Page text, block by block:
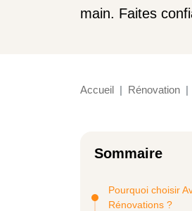
main. Faites
Accueil Rénovation
Sommaire
Pourquoi choisir
Rénovations ?